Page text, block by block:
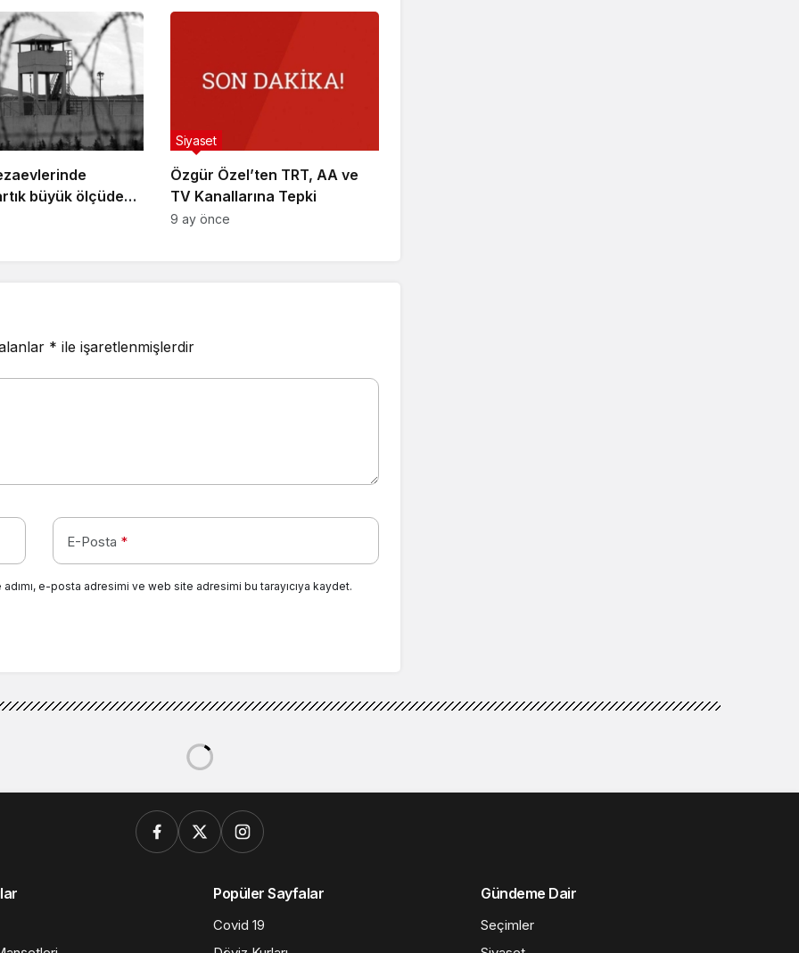
büyük ölçüde
nadir istisnalar
Özgür Özel’ten TRT, AA ve
TV Kanallarına Tepki
Siyaset
9 ay önce
* ile işaretlenmişlerdir
E-Posta *
e-posta adresimi ve web site adresimi bu tarayıcıya kaydet.
Popüler Sayfalar
Covid 19
Gündeme Dair
Seçimler